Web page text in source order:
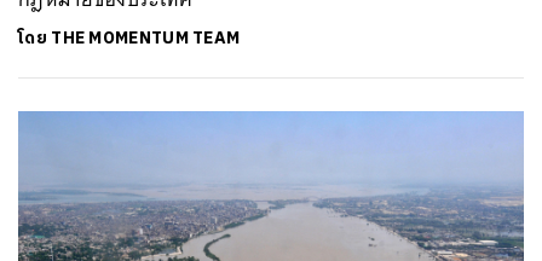
โดย THE MOMENTUM TEAM